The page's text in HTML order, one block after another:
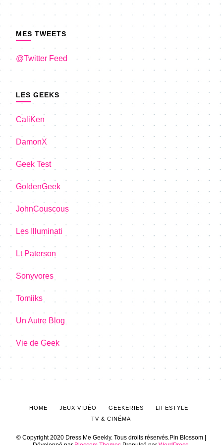
MES TWEETS
@Twitter Feed
LES GEEKS
CaliKen
DamonX
Geek Test
GoldenGeek
JohnCouscous
Les Illuminati
Lt Paterson
Sonyvores
Tomiiks
Un Autre Blog
Vie de Geek
© Copyright 2020 Dress Me Geekly. Tous droits réservés.Pin Blossom |
HOME JEUX VIDÉO GEEKERIES
LIFESTYLE
TV & CINÉMA